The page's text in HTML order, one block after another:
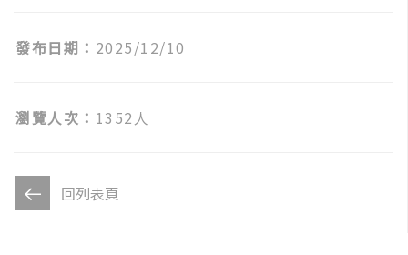
發布日期： 2025/12/10
瀏覽人次： 1352人
回列表頁